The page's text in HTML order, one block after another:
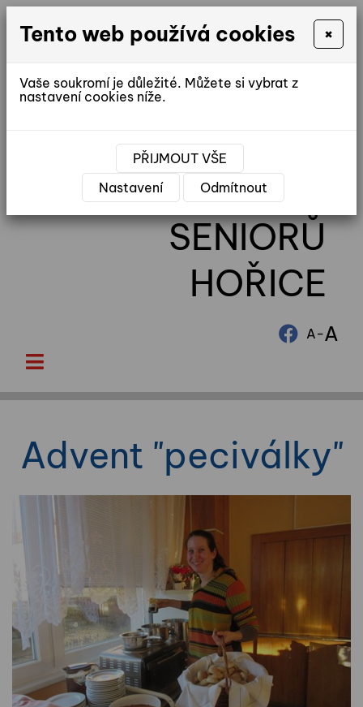
reditel@ddhorice.cz
DOMOV
SENIORŮ
HOŘICE
A-A
Advent "peciválky"
Tento web používá cookies ×
Vaše soukromí je důležité. Můžete si vybrat z
nastavení cookies níže.
PŘIJMOUT VŠE
Nastavení
Odmítnout